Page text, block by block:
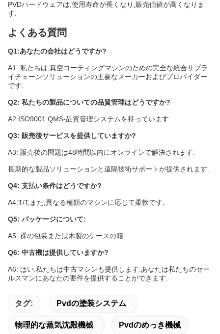
PVDハードウェアは,使用寿命が長くなり,販売価値が高くなりま
す.
よくある質問
Q1:あなたの会社はどうですか?
A1: 私たちは,真空コーティングマシンのための完全な統合サプラ
イチェーンソリューションの主要なメーカーおよびプロバイダー
です.
Q2: 私たちの製品についての品質管理はどうですか?
A2:ISO9001 QMS-品質管理システムを持っています.
Q3: 販売後サービスを提供していますか?
A3: 販売後の問題は48時間以内にオンラインで解決されます.
長期的な製品ソリューションと遠隔技術サポートが提供されます.
Q4: 支払い条件はどうですか?
A4:T/T,また,異なる種類のマシンに応じて柔軟です.
Q5: パッケージについて:
A5: 裸の包装または木製のケースの箱.
Q6: 中古機は提供していますか?
A6: はい.私たちは中古マシンも提供します.あなたは私たちのセー
ルスマンにあなたの要件を提供することができます.
タグ: Pvdの塗装システム
物理的な蒸気沈殿機械 Pvdのめっき機械